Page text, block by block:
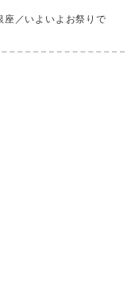
／いよいよお祭りで